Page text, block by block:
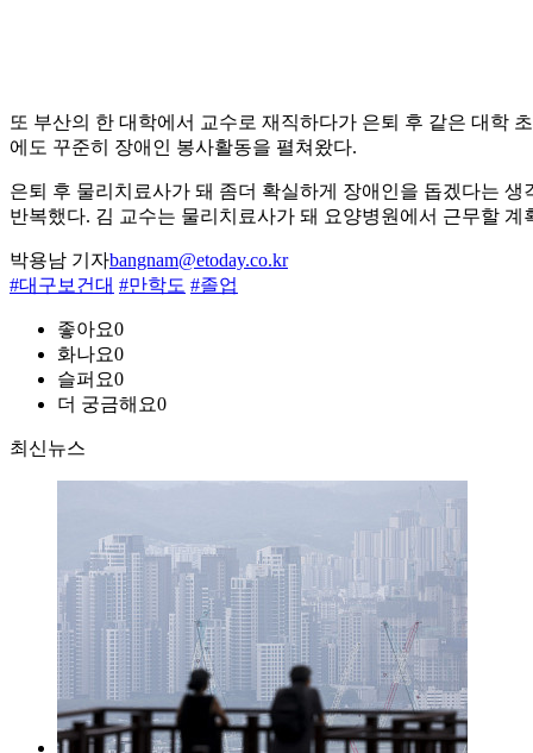
또 부산의 한 대학에서 교수로 재직하다가 은퇴 후 같은 대학
에도 꾸준히 장애인 봉사활동을 펼쳐왔다.
은퇴 후 물리치료사가 돼 좀더 확실하게 장애인을 돕겠다는
반복했다. 김 교수는 물리치료사가 돼 요양병원에서 근무할 계
박용남 기자bangnam@etoday.co.kr
#대구보건대 #만학도 #졸업
좋아요0
화나요0
슬퍼요0
더 궁금해요0
최신뉴스